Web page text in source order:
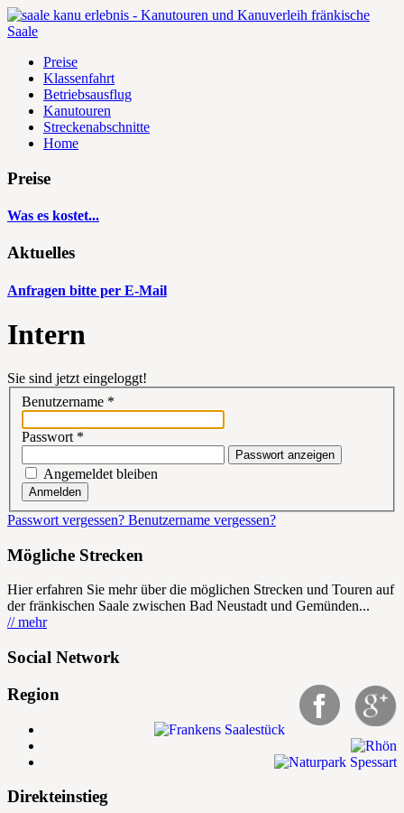
Preise
Klassenfahrt
Betriebsausflug
Kanutouren
Streckenabschnitte
Home
Preise
Was es kostet...
Aktuelles
Anfragen bitte per E-Mail
Intern
Sie sind jetzt eingeloggt!
Benutzername *
Passwort *
Passwort anzeigen
Angemeldet bleiben
Anmelden
Passwort vergessen? Benutzername vergessen?
Mögliche Strecken
Hier erfahren Sie mehr über die möglichen Strecken und Touren auf
der fränkischen Saale zwischen Bad Neustadt und Gemünden...
// mehr
Social Network
Region
Direkteinstieg